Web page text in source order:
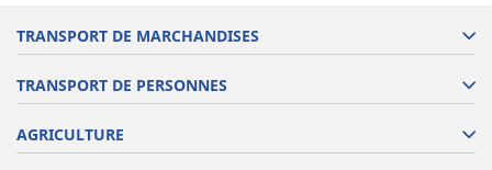
TRANSPORT DE MARCHANDISES
TRANSPORT DE PERSONNES
AGRICULTURE